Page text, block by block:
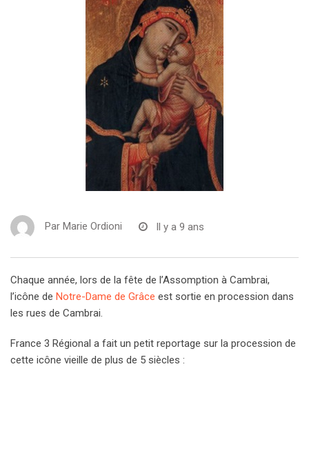
Par Marie Ordioni Il y a 9 ans
Chaque année, lors de la fête de l’Assomption à Cambrai,
l’icône de Notre-Dame de Grâce est sortie en procession dans
les rues de Cambrai.
France 3 Régional a fait un petit reportage sur la procession de
cette icône vieille de plus de 5 siècles :